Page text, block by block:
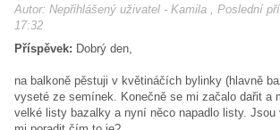
Autor: Nepřihlášený uživatel - Kamila , Poslední
17:32
Příspěvek: Dobrý den,
na balkoně pěstuji v květináčích bylinky (hlavně
vyseté ze semínek. Konečně se mi začalo dařit a
velké listy bazalky a nyní něco napadlo listy. Jsou